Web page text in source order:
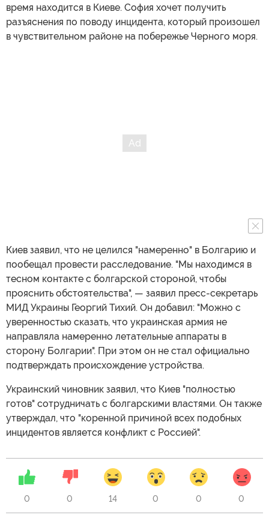
время находится в Киеве. София хочет получить
разъяснения по поводу инцидента, который произошел
в чувствительном районе на побережье Черного моря.
Киев заявил, что не целился "намеренно" в Болгарию и
пообещал провести расследование. "Мы находимся в
тесном контакте с болгарской стороной, чтобы
прояснить обстоятельства", — заявил пресс-секретарь
МИД Украины Георгий Тихий. Он добавил: "Можно с
уверенностью сказать, что украинская армия не
направляла намеренно летательные аппараты в
сторону Болгарии". При этом он не стал официально
подтверждать происхождение устройства.
Украинский чиновник заявил, что Киев "полностью
готов" сотрудничать с болгарскими властями. Он также
утверждал, что "коренной причиной всех подобных
инцидентов является конфликт с Россией".
0 0 14 0 0 0